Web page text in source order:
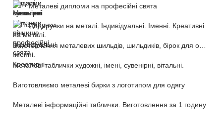
Металеві дипломи на професійні свята
Подарунки на металі. Індивідуальні. Іменні. Креативні
Металеві таблички художні, імені, сувенірні, вітальні.
Виготовляємо металеві бирки з логотипом для одягу
Металеві інформаційні таблички. Виготовлення за 1 годину